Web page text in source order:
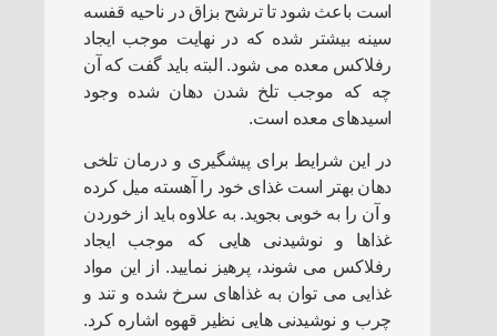
است باعث شود تا ترشح بزاق در ناحیه قفسه
سینه بیشتر شده که در نهایت موجب ایجاد
رفلاکس معده می شود. البته باید گفت که آن
چه که موجب تلخ شدن دهان شده وجود
اسیدهای معده است.
در این شرایط برای پیشگیری و درمان تلخی
دهان بهتر است غذای خود را آهسته میل کرده
و آن را به خوبی بجوید. به علاوه باید از خوردن
غذاها و نوشیدنی هایی که موجب ایجاد
رفلاکس می شوند، پرهیز نمایید. از این مواد
غذایی می توان به غذاهای سرخ شده و تند و
چرب و نوشیدنی هایی نظیر قهوه اشاره کرد.